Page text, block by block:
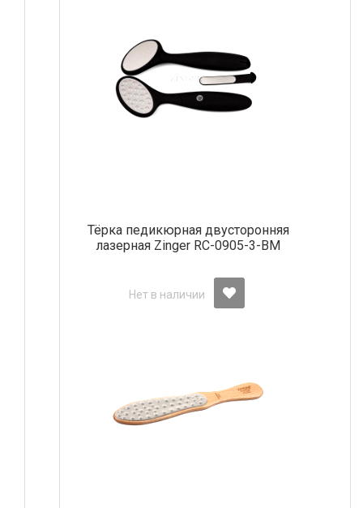
Тёрка педикюрная двусторонняя
лазерная Zinger RC-0905-3-BM
Нет в наличии